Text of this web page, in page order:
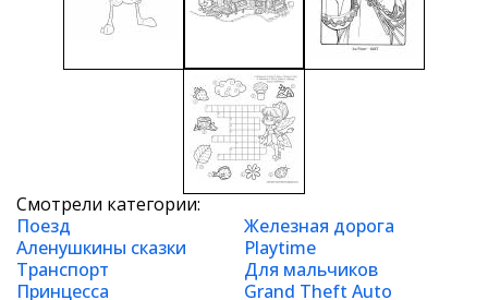
Смотрели категории:
Поезд
Железная дорога
Аленушкины сказки
Playtime
Транспорт
Для мальчиков
Принцесса
Grand Theft Auto